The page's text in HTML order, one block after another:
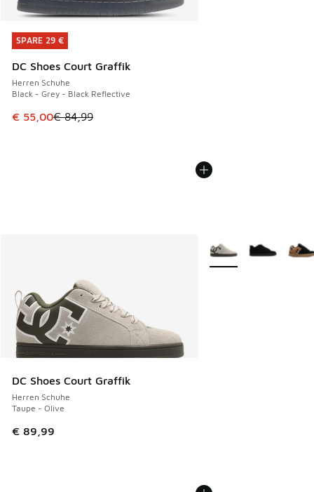
SPARE 29 €
DC Shoes Court Graffik
Herren Schuhe
Black - Grey - Black Reflective
Dieser Artikel ist im Sale. Der Preis ist von € 84,99 auf €
€ 55,00€ 84,99
SPARE 29 €
DC Shoes Court Graffik
Herren Schuhe
Taupe - Olive
€ 89,99
Weitere Farben